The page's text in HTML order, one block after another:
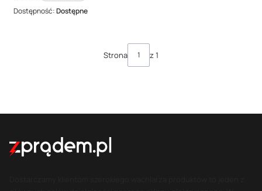
Dostępność:Dostępne
Strona z 1